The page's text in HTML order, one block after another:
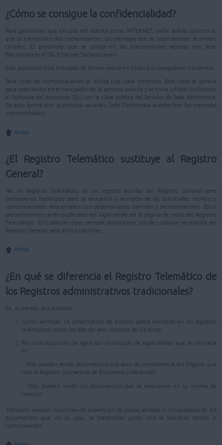
¿Cómo se consigue la confidencialidad?
Para garantizar, que en una red abierta como INTERNET, nadie pueda conocer lo
que se transmiten dos comunicantes, los mensajes que se intercambian se envían
cifrados. El protocolo que se utiliza en las transmisiones seguras con Sede
Electrónica es el SSL-3 (Secure Sockets Layer).
Este protocolo está instalado de forma nativa en todos los navegadores modernos.
Para cifrar las comunicaciones se utiliza una clave simétrica. Esta clave se genera
para cada sesión en el navegador de la persona usuaria y se envía cifrada (utilizando
el Software del protocolo SSL) con la clave pública del Servidor de Sede Electrónica.
De esta forma sólo la persona usuaria y Sede Electrónica pueden leer los mensajes
intercambiados.
Arriba
¿El Registro Telemático sustituye al Registro
General?
No, el Registro Telemático es un registro auxiliar del Registro General pero
únicamente habilitado para la recepción y remisión de las solicitudes, escritos y
comunicaciones relacionados con determinados trámites y procedimientos. Estos
procedimientos serán publicados en lugar visible en la página de inicio del Registro
Telemático. En cualquier caso, siempre podrá hacer uso de cualquier ventanilla del
Registro General para dichos trámites.
Arriba
¿En qué se diferencia el Registro Telemático de
los Registros administrativos tradicionales?
En, al menos, dos sentidos:
Como ventajas: La presentación de escritos podrá realizarse en los registros
telemáticos todos los días del año, durante las 24 horas.
Por contraposición, se rigen por el principio de especialidad, que se concreta
en:
- Sólo pueden recibir documentos que sean de competencia del Órgano que
creó el Registro (Consejería de Economía y Hacienda)
- Sólo pueden recibir los documentos que se relacionan en su norma de
creación.
Tampoco realizan funciones de expedición de copias selladas o compulsadas de los
documentos que, en su caso, se transmitan junto con la solicitud, escrito o
comunicación.